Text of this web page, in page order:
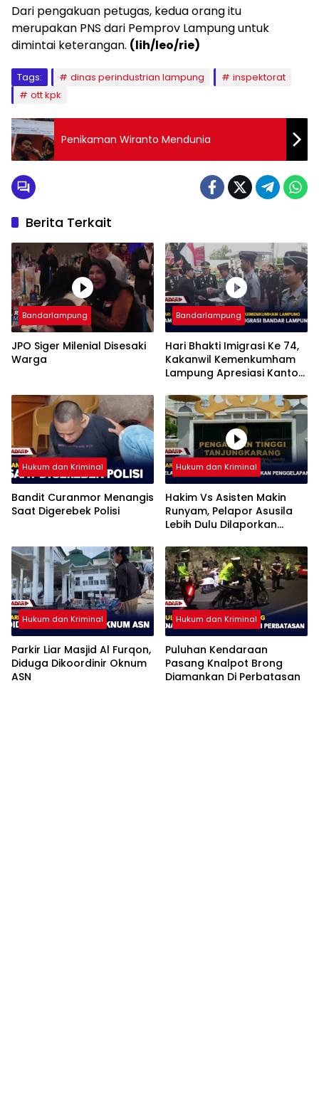
Dari pengakuan petugas, kedua orang itu
merupakan PNS dari Pemprov Lampung untuk
dimintai keterangan. (lih/leo/rie)
Tags: dinas perindustrian lampung
inspektorat
ott kpk
Penikaman Wiranto Mendunia
Berita Terkait
Bandarlampung
JPO Siger Milenial Disesaki
Warga
Bandarlampung
Hari Bhakti Imigrasi Ke 74,
Kakanwil Kemenkumham
Lampung Apresiasi Kantor
Hukum dan Kriminal
Bandit Curanmor Menangis
Saat Digerebek Polisi
Hukum dan Kriminal
Hakim Vs Asisten Makin
Runyam, Pelapor Asusila
Lebih Dulu Dilaporkan
Hukum dan Kriminal
Parkir Liar Masjid Al Furqon,
Diduga Dikoordinir Oknum
ASN
Hukum dan Kriminal
Puluhan Kendaraan
Pasang Knalpot Brong
Diamankan Di Perbatasan